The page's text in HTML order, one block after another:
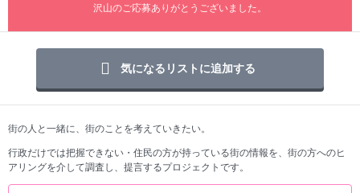
沢山のご応募ありがとうございました。
気になるリストに追加する
街の人と一緒に、街のことを考えていきたい。
行政だけでは把握できない・住民の方が持っている街の情報を、街の方へのヒ
アリングを介して調査し、提言するプロジェクトです。